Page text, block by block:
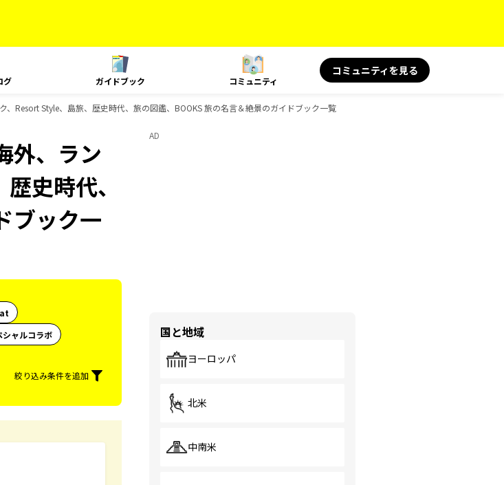
グ ガイドブック コミュニティ
コミュニティを見る
Resort Style、島旅、歴史時代、旅の図鑑、BOOKS 旅の名言＆絶景のガイドブック一覧
外、ラン
史時代、
ブック一
シャルコラボ
絞り込み条件を追加
AD
国と地域
ヨーロッパ
北米
中南米